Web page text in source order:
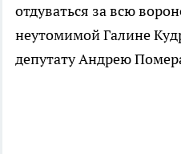
отдуваться за всю
неутомимой Галине
депутату Андрею